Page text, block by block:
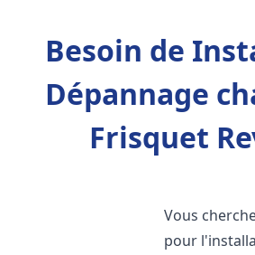
Besoin de
Dépannage
Frisquet
Vous
pour